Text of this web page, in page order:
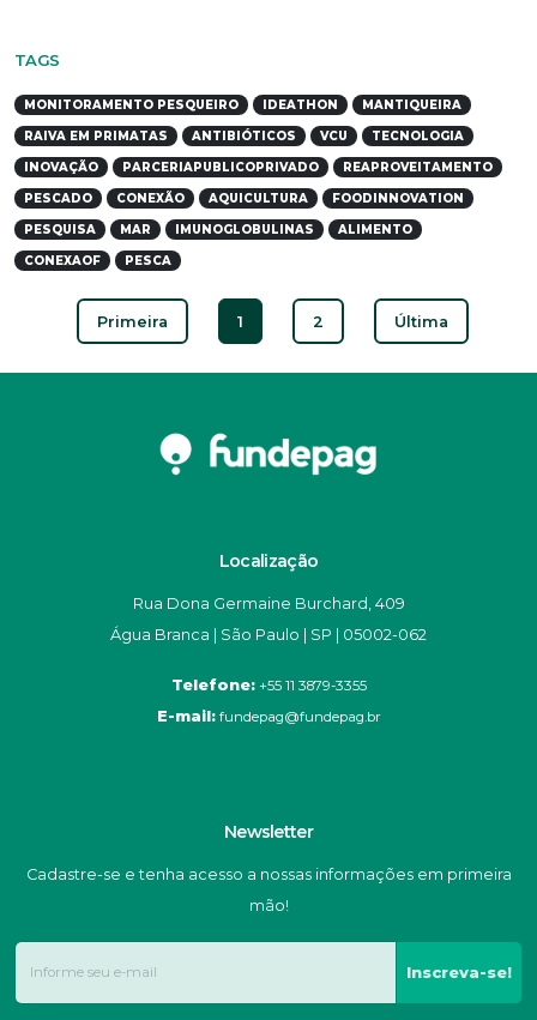
TAGS
MONITORAMENTO PESQUEIRO IDEATHON MANTIQUEIRA
RAIVA EM PRIMATAS ANTIBIÓTICOS VCU TECNOLOGIA
INOVAÇÃO PARCERIAPUBLICOPRIVADO REAPROVEITAMENTO
PESCADO CONEXÃO AQUICULTURA FOODINNOVATION
PESQUISA MAR IMUNOGLOBULINAS ALIMENTO
CONEXAOF PESCA
Primeira 1 2 Última
Localização
Rua Dona Germaine Burchard, 409
Água Branca | São Paulo | SP | 05002-062
Telefone:+55 11 3879-3355
E-mail:fundepag@fundepag.br
Newsletter
Cadastre-se e tenha acesso a nossas informações em primeira
mão!
Inscreva-se!